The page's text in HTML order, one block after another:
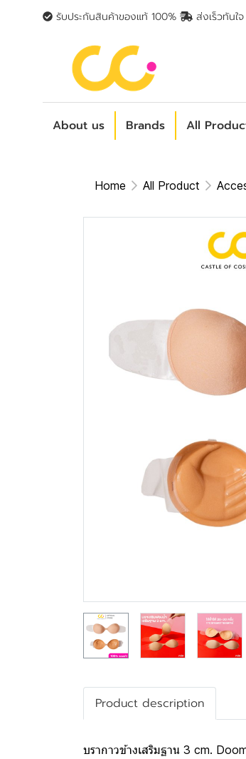
รับประกันสินค้าของแท้ 100% ส่งเร็วทันใจ
About us Brands All
Home All Product
Product description
บรากาวข้างเสริมฐาน 3 cm.